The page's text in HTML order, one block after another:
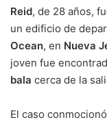
Reid, de 28 años,
un edificio de
Ocean, en Nueva
joven fue
bala cerca de la
El caso